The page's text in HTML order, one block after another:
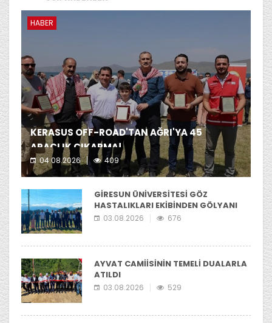
HABER
KERASUS OFF-ROAD'TAN AĞRI'YA 45
ARAÇLIK ÇIKARMA!
04.08.2026 409
Kerasus Off-Road ekibi yer aldı.
GİRESUN ÜNİVERSİTESİ GÖZ
HASTALIKLARI EKİBİNDEN GÖLYANI
YAYLASI'NIA ZİYARET
03.08.2026 676
AYVAT CAMİİSİNİN TEMELİ DUALARLA
ATILDI
03.08.2026 529